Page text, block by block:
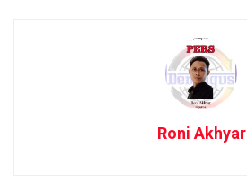
Roni Akhyar